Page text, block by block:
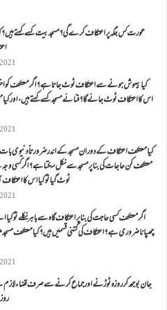
عورت کس جگہ پر اعتکاف کرے گی؟مسجد بیت کسے کہتے
کیا بیہوش ہونے سے اعتکاف ٹوٹ جاتا ہے؟ اگر معتکف کو
اس کا اعتکاف ٹوٹ جائے گا؟فنائے مسجد کسے کہتے ہیں ، اور
کیا معتکف اعتکاف کے دوران مسجد کے اندر ضرورتاً دنیوی
معتکف کن حاجات کی بنا پر مسجد سے نکل سکتا ہے؟ اگر کسی
ٹوٹ گیا تو کیا اس کا
اگر معتکف کسی حاجت کی بنا پر اعتکاف گاہ سے باہر نکلے تو
چھپانا ضروری ہے؟اعتکاف کی کتنی قسمیں ہیں؟کیا معتکف مسجد
جان بوجھ کر روزہ ٹوڑنے اور جماع کرنے سے صرف قضاء لازم